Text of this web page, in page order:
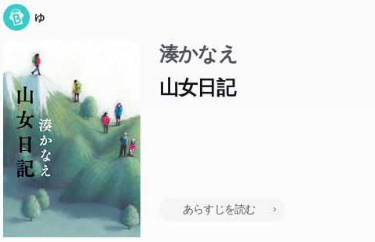
ゆ
湊かなえ
山女日記
あらすじを読む
私の選択は、間違っていたのですか。真面目に、正直に、懸命に生き
私の選択は、間違っていたのですか。真面目に、正直に、懸命に生き